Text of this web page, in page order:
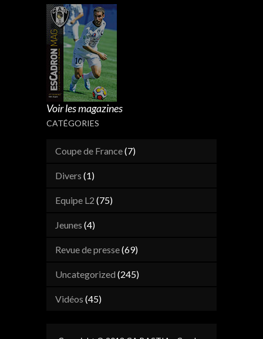
Voir les magazines
CATÉGORIES
Coupe de France(7)
Divers (1)
Equipe L2 (75)
Jeunes (4)
Revue de presse(69)
Uncategorized (245)
Vidéos (45)